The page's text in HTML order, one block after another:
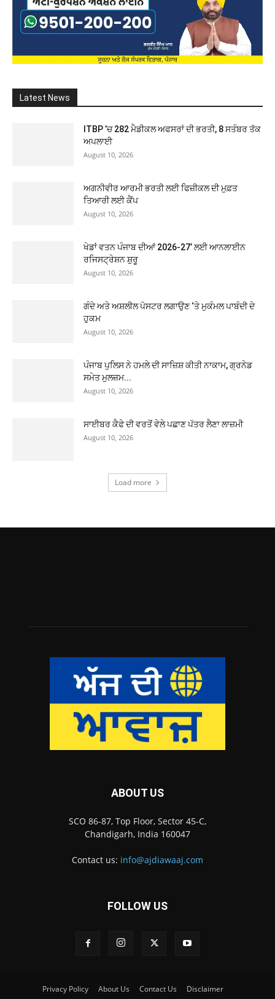
Latest News
ITBP ’ਚ 282 ਮੈਡੀਕਲ ਅਫਸਰਾਂ ਦੀ ਭਰਤੀ, 8 ਸਤੰਬਰ ਤੱਕ
ਅਪਲਾਈ
August 10, 2026
ਅਗਨੀਵੀਰ ਆਰਮੀ ਭਰਤੀ ਲਈ ਫਿਜ਼ੀਕਲ ਦੀ ਮੁਫ਼ਤ
ਤਿਆਰੀ ਲਈ ਕੈਂਪ
August 10, 2026
ਖੇਡਾਂ ਵਤਨ ਪੰਜਾਬ ਦੀਆਂ 2026-27’ ਲਈ ਆਨਲਾਈਨ
ਰਜਿਸਟ੍ਰੇਸ਼ਨ ਸ਼ੁਰੂ
August 10, 2026
ਗੰਦੇ ਅਤੇ ਅਸ਼ਲੀਲ ਪੋਸਟਰ ਲਗਾਉਣ ‘ਤੇ ਮੁਕੰਮਲ ਪਾਬੰਦੀ ਦੇ
ਹੁਕਮ
August 10, 2026
ਪੰਜਾਬ ਪੁਲਿਸ ਨੇ ਹਮਲੇ ਦੀ ਸਾਜ਼ਿਸ਼ ਕੀਤੀ ਨਾਕਾਮ, ਗ੍ਰਨੇਡ
ਸਮੇਤ ਮੁਲਜ਼ਮ...
August 10, 2026
ਸਾਈਬਰ ਕੈਫੇ ਦੀ ਵਰਤੋਂ ਵੇਲੇ ਪਛਾਣ ਪੱਤਰ ਲੈਣਾ ਲਾਜ਼ਮੀ
August 10, 2026
Load more
ABOUT US
SCO 86-87, Top Floor, Sector 45-C,
Chandigarh, India 160047
Contact us: info@ajdiawaaj.com
FOLLOW US
Privacy Policy About Us Contact Us
Disclaimer